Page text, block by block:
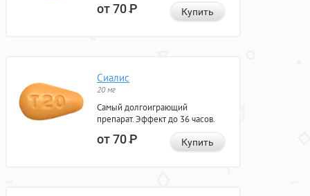
от 70Р Купить
Сиалис
20 мг
Самый долгоиграющий
препарат. Эффект до 36 часов.
от 70Р Купить